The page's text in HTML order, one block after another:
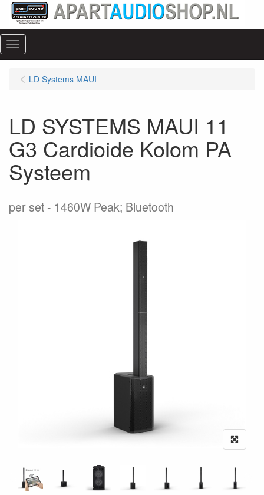
Menu
LD Systems MAUI
LD SYSTEMS MAUI 11
G3 Cardioide Kolom PA
Systeem
per set 1460W Peak; Bluetooth